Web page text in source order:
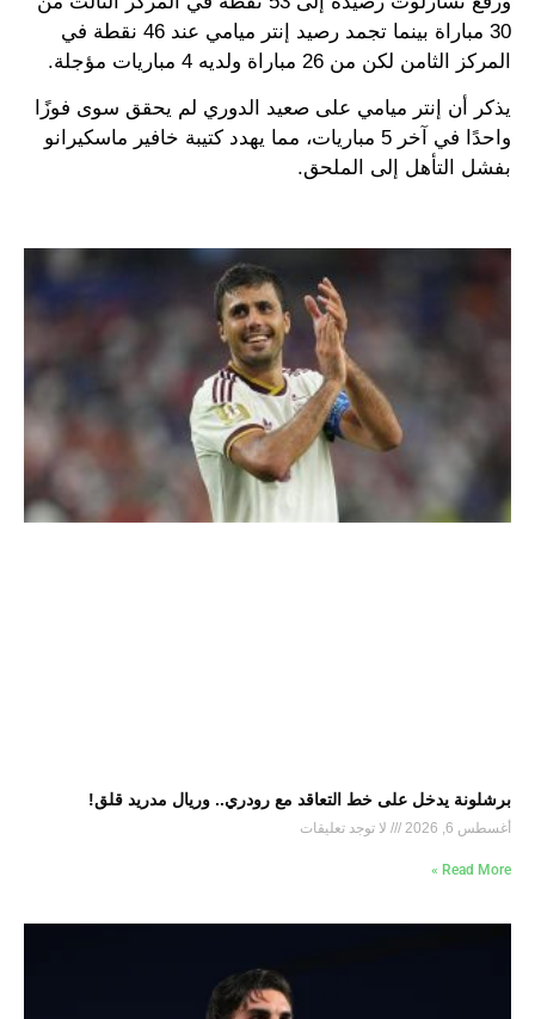
30 مباراة بينما تجمد رصيد إنتر ميامي عند 46 نقطة في
المركز الثامن لكن من 26 مباراة ولديه 4 مباريات مؤجلة.
يذكر أن إنتر ميامي على صعيد الدوري لم يحقق سوى فوزًا
واحدًا في آخر 5 مباريات، مما يهدد كتيبة خافير ماسكيرانو
بفشل التأهل إلى الملحق.
برشلونة يدخل على خط التعاقد مع رودري.. وريال مدريد قلق!
أغسطس 6, 2026 لا توجد تعليقات
Read More »